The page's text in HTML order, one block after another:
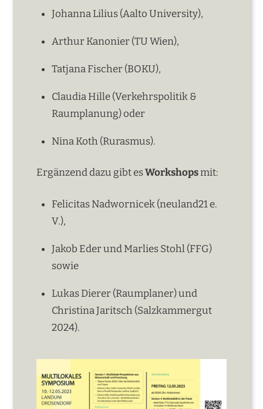
Johanna Lilius (Aalto University),
Arthur Kanonier (TU Wien),
Tatjana Fischer (BOKU),
Claudia Hille (Verkehrspolitik &
Raumplanung) oder
Nina Koth (Rurasmus).
Ergänzend dazu gibt esWorkshopsmit:
Felicitas Nadwornicek (neuland21 e.
V.),
Jakob Eder und Marlies Stohl (FFG)
sowie
Lukas Dierer (Raumplaner) und
Christina Jaritsch (Salzkammergut
2024).